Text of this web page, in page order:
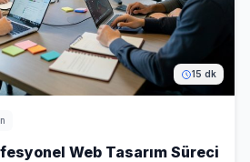
15 dk
Web Tasarım Süreci